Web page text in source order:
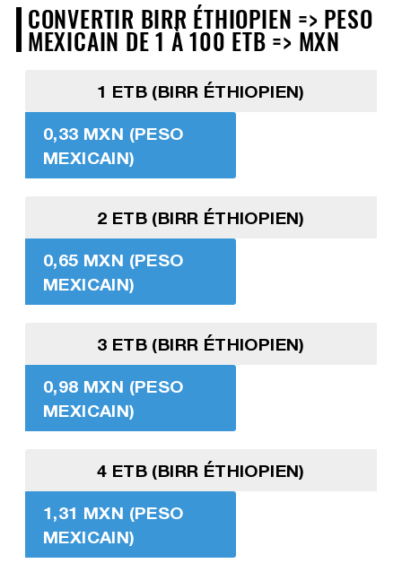
CONVERTIR BIRR ÉTHIOPIEN => PESO
MEXICAIN DE 1 À 100 ETB => MXN
1 ETB (BIRR ÉTHIOPIEN)
0,33 MXN (PESO
MEXICAIN)
2 ETB (BIRR ÉTHIOPIEN)
0,65 MXN (PESO
MEXICAIN)
3 ETB (BIRR ÉTHIOPIEN)
0,98 MXN (PESO
MEXICAIN)
4 ETB (BIRR ÉTHIOPIEN)
1,31 MXN (PESO
MEXICAIN)